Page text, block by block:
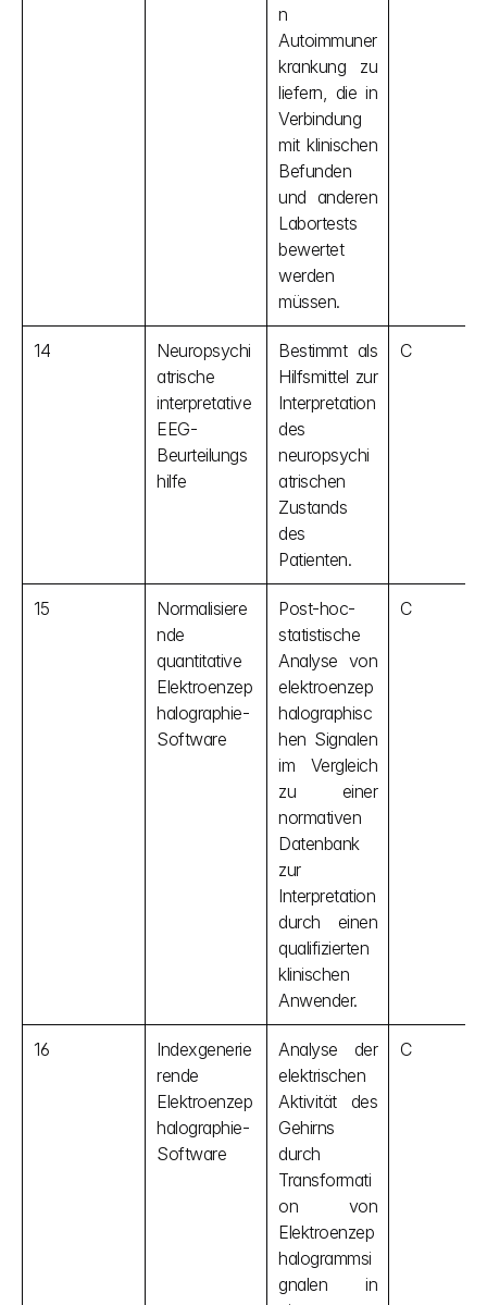
n
Autoimmuner
krankung zu
liefern, die in
Verbindung
mit klinischen
Befunden
und anderen
Labortests
bewertet
werden
müssen.
14
Neuropsychi
atrische
interpretative
EEG-
Beurteilungs
hilfe
Bestimmt als
Hilfsmittel zur
Interpretation
des
neuropsychi
atrischen
Zustands
des
Patienten.
C
15
Normalisiere
nde
quantitative
Elektroenzep
halographie-
Software
Post-hoc-
statistische
Analyse von
elektroenzep
halographisc
hen Signalen
im Vergleich
zu einer
normativen
Datenbank
zur
Interpretation
durch einen
qualifizierten
klinischen
Anwender.
C
16
Indexgenerie
rende
Elektroenzep
halographie-
Software
Analyse der
elektrischen
Aktivität des
Gehirns
durch
Transformati
on von
Elektroenzep
halogrammsi
gnalen in
C